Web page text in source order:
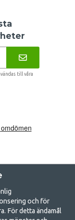
till våra
och för
För detta ändamål